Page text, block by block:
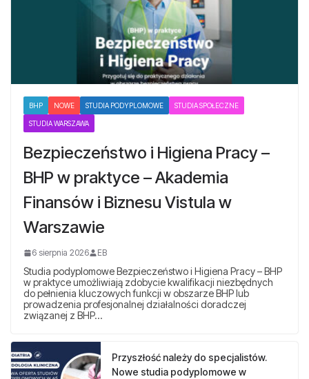
BHP NOWE STUDIA PODYPLOMOWE STUDIA SPOŁECZNE
STUDIA WARSZAWA
Bezpieczeństwo i Higiena Pracy –
BHP w praktyce – Akademia
Finansów i Biznesu Vistula w
Warszawie
6 sierpnia 2026 EB
Studia podyplomowe Bezpieczeństwo i Higiena Pracy – BHP
w praktyce umożliwiają zdobycie kwalifikacji niezbędnych
do pełnienia kluczowych funkcji w obszarze BHP lub
prowadzenia profesjonalnej działalności doradczej
związanej z BHP…
Przyszłość należy do specjalistów.
Nowe studia podyplomowe w